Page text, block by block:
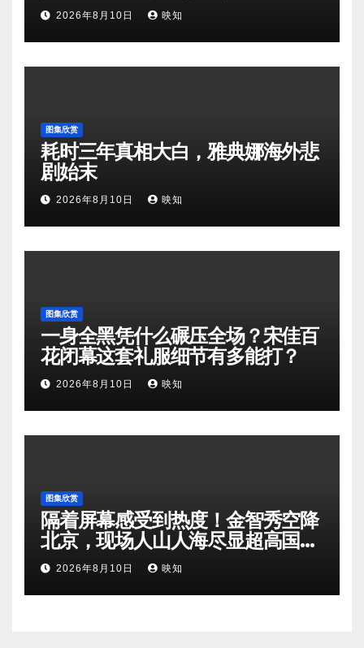
2026年8月10日 映知
图集欣赏
耗时三年真相大白，雅典娜海外悲
剧始末
2026年8月10日 映知
图集欣赏
一身全黑凭什么碾压全场？宋佳百
花闭幕这套礼服细节有多能打？
2026年8月10日 映知
图集欣赏
隔着屏幕感受到热度！金智秀空降
北京，现场人山人海尽显超高国民
人气
2026年8月10日 映知